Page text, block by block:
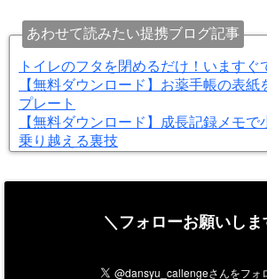
あわせて読みたい提携ブログ記事
トイレのフタを閉めるだけ！いますぐ
【無料ダウンロード】お薬手帳の表紙
プレート
【無料ダウンロード】成長記録メモで
乗り越える裏技
＼フォローお願いしま